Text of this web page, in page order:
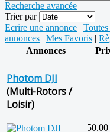
Recherche avancée
Trier par
Ecrire une annonce
annonces
Mes Favoris
Annonces
Photom DJI
(Multi-Rotors /
Loisir)
50.00